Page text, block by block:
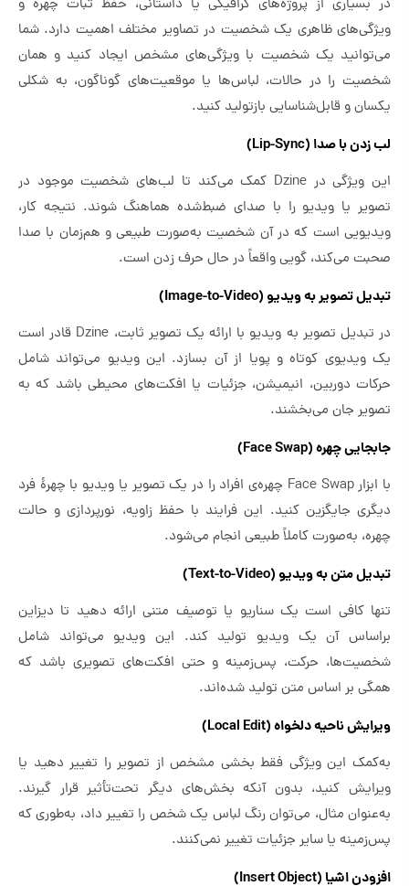
در بسیاری از پروژه‌های گرافیکی یا داستانی، حفظ ثبات چهره و
ویژگی‌های ظاهری یک شخصیت در تصاویر مختلف اهمیت دارد. شما
می‌توانید یک شخصیت با ویژگی‌های مشخص ایجاد کنید و همان
شخصیت را در حالات، لباس‌ها یا موقعیت‌های گوناگون، به شکلی
یکسان و قابل‌شناسایی بازتولید کنید.
لب‌ زدن با صدا (Lip-Sync)
این ویژگی در Dzine کمک می‌کند تا لب‌های شخصیت موجود در
تصویر یا ویدیو را با صدای ضبط‌شده هماهنگ شوند. نتیجه کار،
ویدیویی است که در آن شخصیت به‌صورت طبیعی و هم‌زمان با صدا
صحبت می‌کند، گویی واقعاً در حال حرف زدن است.
تبدیل تصویر به ویدیو (Image-to-Video)
در تبدیل تصویر به ویدیو با ارائه یک تصویر ثابت، Dzine قادر است
یک ویدیوی کوتاه و پویا از آن بسازد. این ویدیو می‌تواند شامل
حرکات دوربین، انیمیشن، جزئیات یا افکت‌های محیطی باشد که به
تصویر جان می‌بخشند.
جابجایی چهره (Face Swap)
با ابزار Face Swap چهره‌ی افراد را در یک تصویر یا ویدیو با چهرۀ فرد
دیگری جایگزین کنید. این فرایند با حفظ زاویه، نورپردازی و حالت
چهره، به‌صورت کاملاً طبیعی انجام می‌شود.
تبدیل متن به ویدیو (Text-to-Video)
تنها کافی است یک سناریو یا توصیف متنی ارائه دهید تا دیزاین
براساس آن یک ویدیو تولید کند. این ویدیو می‌تواند شامل
شخصیت‌ها، حرکت، پس‌زمینه و حتی افکت‌های تصویری باشد که
همگی بر اساس متن تولید شده‌اند.
ویرایش ناحیه دلخواه (Local Edit)
به‌کمک این ویژگی فقط بخشی مشخص از تصویر را تغییر دهید یا
ویرایش کنید، بدون آنکه بخش‌های دیگر تحت‌تأثیر قرار گیرند.
به‌عنوان مثال، می‌توان رنگ لباس یک شخص را تغییر داد، به‌طوری که
پس‌زمینه یا سایر جزئیات تغییر نمی‌کنند.
افزودن اشیا (Insert Object)